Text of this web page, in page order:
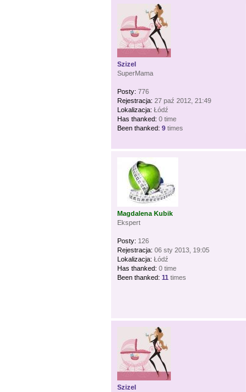
Szizel
SuperMama
Posty: 776
Rejestracja: 27 paź 2012, 21:49
Lokalizacja: Łódź
Has thanked: 0 time
Been thanked: 9 times
Magdalena Kubik
Ekspert
Posty: 126
Rejestracja: 06 sty 2013, 19:05
Lokalizacja: Łódź
Has thanked: 0 time
Been thanked: 11 times
Szizel